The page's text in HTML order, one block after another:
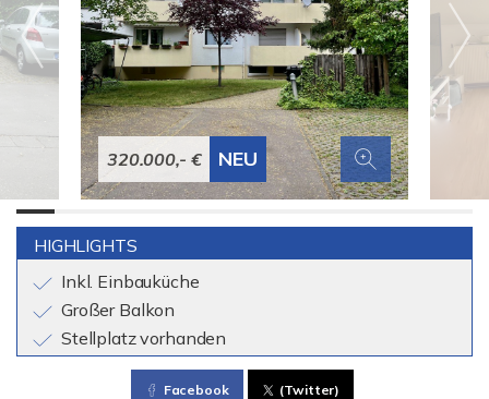
320.000,- € NEU
HIGHLIGHTS
Inkl. Einbauküche
Großer Balkon
Stellplatz vorhanden
Facebook (Twitter)